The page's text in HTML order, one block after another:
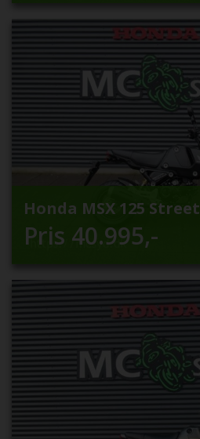
Honda MSX 125 Street
Pris 40.995,-